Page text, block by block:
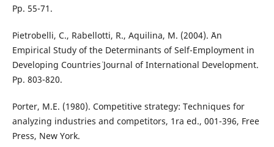
Pp. 55-71.
Pietrobelli, C., Rabellotti, R., Aquilina, M. (2004). ¨An
Empirical Study of the Determinants of Self-Employment in
Developing Countries¨ Journal of International Development.
Pp. 803-820.
Porter, M.E. (1980). Competitive strategy: Techniques for
analyzing industries and competitors, 1ra ed., 001-396, Free
Press, New York.